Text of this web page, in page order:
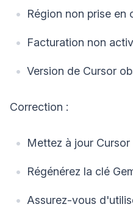
Région non prise en
Facturation non
Version de Cursor
Correction :
Mettez à jour Cursor
Régénérez la clé
Assurez-vous